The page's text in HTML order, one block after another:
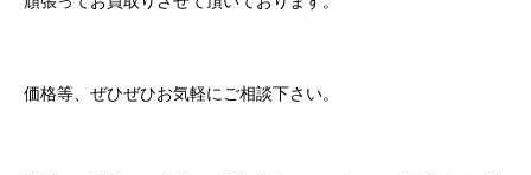
価格等、ぜひぜひお気軽にご相談下さい。